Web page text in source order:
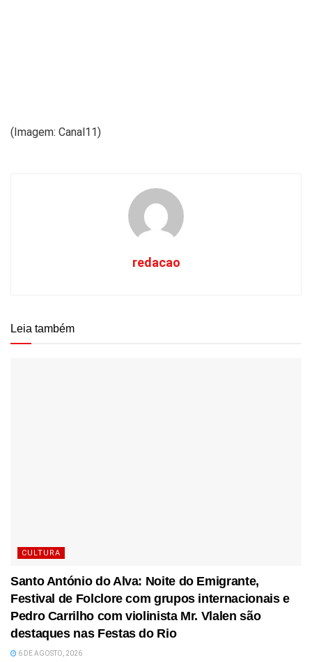
(Imagem: Canal11)
redacao
Leia também
CULTURA
Santo António do Alva: Noite do Emigrante,
Festival de Folclore com grupos internacionais e
Pedro Carrilho com violinista Mr. Vlalen são
destaques nas Festas do Rio
6 DE AGOSTO, 2026